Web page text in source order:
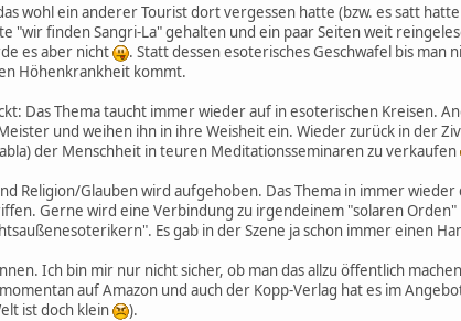
wohl ein anderer Tourist dort vergessen hatte (bzw. es satt
"wir finden Sangri-La" gehalten und ein paar Seiten weit
es aber nicht
. Statt dessen esoterisches Geschwafel bis man
Höhenkrankheit kommt.
Das Thema taucht immer wieder auf in esoterischen Kreisen.
und weihen ihn in ihre Weisheit ein. Wieder zurück in der
der Menschheit in teuren Meditationsseminaren zu verkaufen
Religion/Glauben wird aufgehoben. Das Thema in immer
Gerne wird eine Verbindung zu irgendeinem "solaren
Es gab in der Szene ja schon immer einen
Ich bin mir nur nicht sicher, ob man das allzu öffentlich
auf Amazon und auch der Kopp-Verlag hat es im
ist doch klein
).